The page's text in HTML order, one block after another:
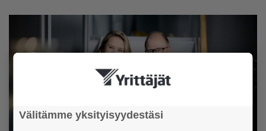
Välitämme yksityisyydestäsi